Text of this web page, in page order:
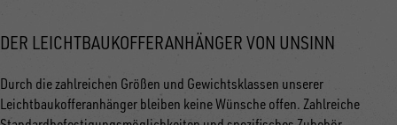
DER LEICHTBAUKOFFERANHÄNGER VON UNSINN
Durch die zahlreichen Größen und Gewichtsklassen unserer
Leichtbaukofferanhänger bleiben keine Wünsche offen. Zahlreiche